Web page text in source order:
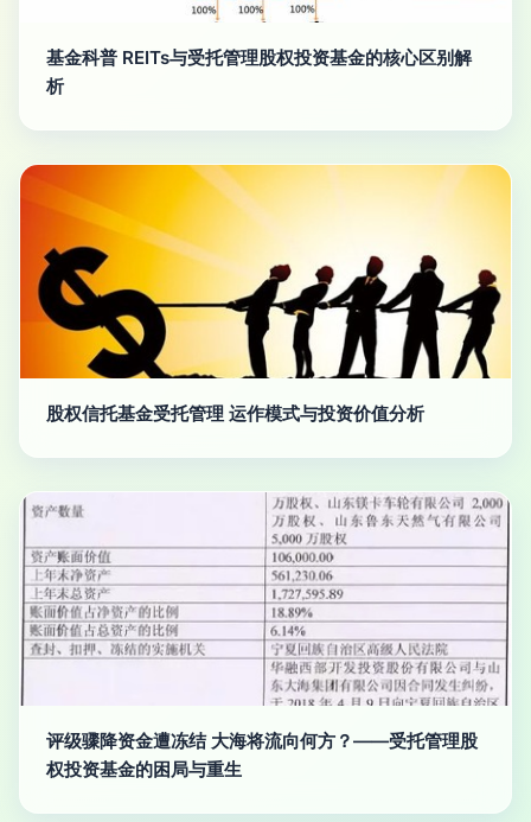
基金科普 REITs与受托管理股权投资基金的核心区别解
析
股权信托基金受托管理 运作模式与投资价值分析
评级骤降资金遭冻结 大海将流向何方？——受托管理股
权投资基金的困局与重生